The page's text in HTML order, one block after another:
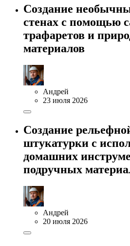
Создание
стенах с помощью
трафаретов и
материалов
Андрей
23 июля 2026
Создание
штукатурки с
домашних
подручных
Андрей
20 июля 2026